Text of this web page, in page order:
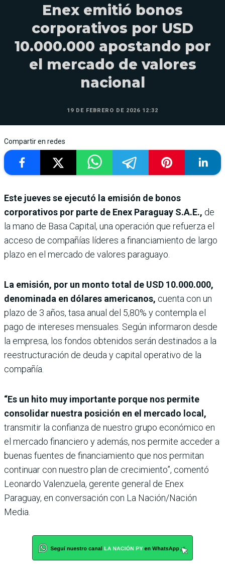
Enex emitió bonos
corporativos por USD
10.000.000 apostando por
el mercado de valores
nacional
19 DE FEBRERO DE 2026 12:32
Compartir en redes
Este jueves se ejecutó la emisión de bonos
corporativos por parte de Enex Paraguay S.A.E., de
la mano de Basa Capital, una operación que refuerza el
acceso de compañías líderes a financiamiento de largo
plazo en el mercado de valores paraguayo.
La emisión, por un monto total de USD 10.000.000,
denominada en dólares americanos, cuenta con un
plazo de 3 años, tasa anual del 5,80% y contempla el
pago de intereses mensuales. Según informaron desde
la empresa, los fondos obtenidos serán destinados a la
reestructuración de deuda y capital operativo de la
compañía.
“Es un hito muy importante porque nos permite
consolidar nuestra posición en el mercado local,
transmitir la confianza de nuestro grupo económico en
el mercado financiero y además, nos permite acceder a
buenas fuentes de financiamiento que nos permitan
continuar con nuestro plan de crecimiento”, comentó
Leonardo Valenzuela, gerente general de Enex
Paraguay, en conversación con La Nación/Nación
Media.